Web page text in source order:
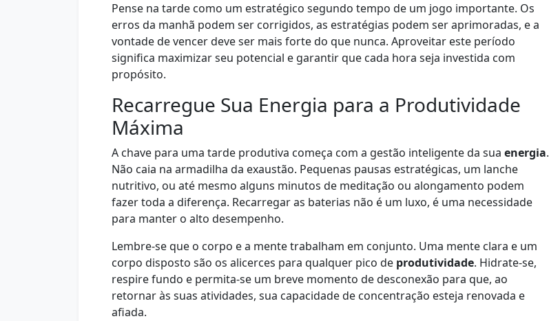
Pense na tarde como um estratégico segundo tempo de um jogo importante. Os
erros da manhã podem ser corrigidos, as estratégias podem ser aprimoradas, e a
vontade de vencer deve ser mais forte do que nunca. Aproveitar este período
significa maximizar seu potencial e garantir que cada hora seja investida com
propósito.
Recarregue Sua Energia para a Produtividade
Máxima
A chave para uma tarde produtiva começa com a gestão inteligente da sua energia.
Não caia na armadilha da exaustão. Pequenas pausas estratégicas, um lanche
nutritivo, ou até mesmo alguns minutos de meditação ou alongamento podem
fazer toda a diferença. Recarregar as baterias não é um luxo, é uma necessidade
para manter o alto desempenho.
Lembre-se que o corpo e a mente trabalham em conjunto. Uma mente clara e um
corpo disposto são os alicerces para qualquer pico de produtividade. Hidrate-se,
respire fundo e permita-se um breve momento de desconexão para que, ao
retornar às suas atividades, sua capacidade de concentração esteja renovada e
afiada.